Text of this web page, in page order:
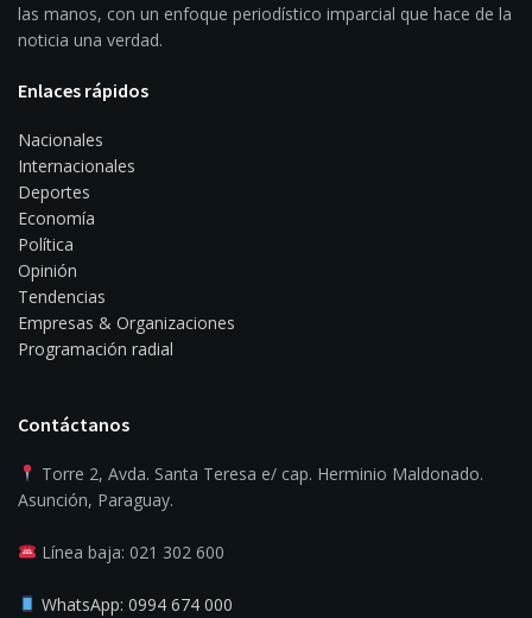
las manos, con un enfoque periodístico imparcial que hace de la
noticia una verdad.
Enlaces rápidos
Nacionales
Internacionales
Deportes
Economía
Política
Opinión
Tendencias
Empresas & Organizaciones
Programación radial
Contáctanos
Torre 2, Avda. Santa Teresa e/ cap. Herminio Maldonado.
Asunción, Paraguay.
Línea baja: 021 302 600
WhatsApp: 0994 674 000